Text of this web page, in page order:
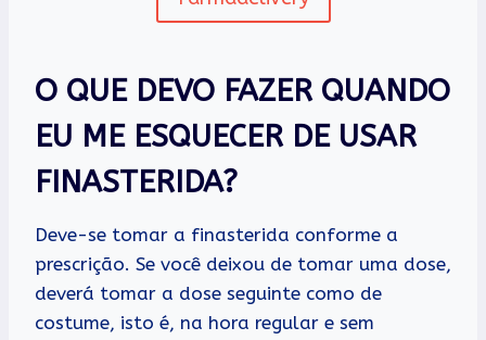
O QUE DEVO FAZER QUANDO
EU ME ESQUECER DE USAR
FINASTERIDA?
Deve-se tomar a finasterida conforme a
prescrição. Se você deixou de tomar uma dose,
deverá tomar a dose seguinte como de
costume, isto é, na hora regular e sem